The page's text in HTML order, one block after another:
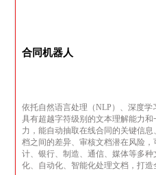
合同机器人
依托自然语言处理（NLP）、深度学
具有超越字符级别的文本理解能力
力，能自动抽取在线合同的关键信
档之间的差异、审核文档潜在风险
计、银行、制造、通信、媒体等多
化、自动化、智能化处理文档，打造